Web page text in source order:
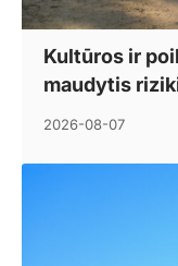
Kultūros ir
maudytis
2026-08-07